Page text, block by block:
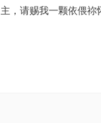
主，请赐我一颗依偎祢